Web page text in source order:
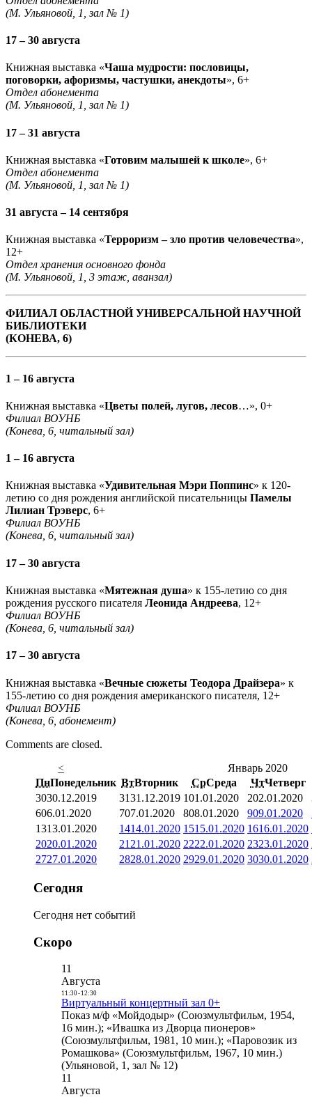
(М. Ульяновой, 1, зал № 1)
17 – 30 августа
Книжная выставка «Чаша мудрости: пословицы,
поговорки, афоризмы, частушки, анекдоты», 6+
Отдел абонемента
(М. Ульяновой, 1, зал № 1)
17 – 31 августа
Книжная выставка «Готовим малышей к школе», 6+
Отдел абонемента
(М. Ульяновой, 1, зал № 1)
31 августа – 14 сентября
Книжная выставка «Терроризм – зло против человечества»,
12+
Отдел хранения основного фонда
(М. Ульяновой, 1, 3 этаж, аванзал)
ФИЛИАЛ ОБЛАСТНОЙ УНИВЕРСАЛЬНОЙ НАУЧНОЙ
БИБЛИОТЕКИ
(КОНЕВА, 6)
1 – 16 августа
Книжная выставка «Цветы полей, лугов, лесов…», 0+
Филиал ВОУНБ
(Конева, 6, читальный зал)
1 – 16 августа
Книжная выставка «Удивительная Мэри Поппинс» к 120-
летию со дня рождения английской писательницы Памелы
Лилиан Трэверс, 6+
Филиал ВОУНБ
(Конева, 6, читальный зал)
17 – 30 августа
Книжная выставка «Мятежная душа» к 155-летию со дня
рождения русского писателя Леонида Андреева, 12+
Филиал ВОУНБ
(Конева, 6, читальный зал)
17 – 30 августа
Книжная выставка «Вечные сюжеты Теодора Драйзера» к
155-летию со дня рождения американского писателя, 12+
Филиал ВОУНБ
(Конева, 6, абонемент)
Comments are closed.
<
Январь 2020
ПнПонедельник ВтВторник СрСреда ЧтЧетверг
3030.12.2019 3131.12.2019 101.01.2020 202.01.2020
606.01.2020 707.01.2020 808.01.2020 909.01.2020
1313.01.2020 1414.01.2020 1515.01.2020 1616.01.2020
2020.01.2020 21 21.01.2020 2222.01.2020 2323.01.2020
2727.01.2020 2828.01.2020 2929.01.2020 3030.01.2020
Сегодня
Сегодня нет событий
Скоро
11
Августа
11:30- 12:30
Виртуальный концертный зал 0+
Показ м/ф «Мойдодыр» (Союзмультфильм, 1954,
16 мин.); «Ивашка из Дворца пионеров»
(Союзмультфильм, 1981, 10 мин.); «Паровозик из
Ромашкова» (Союзмультфильм, 1967, 10 мин.)
(Ульяновой, 1, зал № 12)
11
Августа